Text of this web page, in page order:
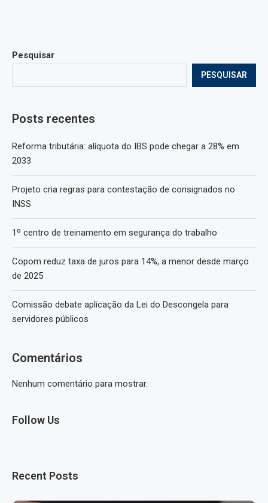
Pesquisar
PESQUISAR
Posts recentes
Reforma tributária: alíquota do IBS pode chegar a 28% em
2033
Projeto cria regras para contestação de consignados no
INSS
1º centro de treinamento em segurança do trabalho
Copom reduz taxa de juros para 14%, a menor desde março
de 2025
Comissão debate aplicação da Lei do Descongela para
servidores públicos
Comentários
Nenhum comentário para mostrar.
Follow Us
Recent Posts